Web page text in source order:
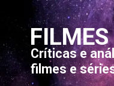
FILMES
Críticas e
filmes e